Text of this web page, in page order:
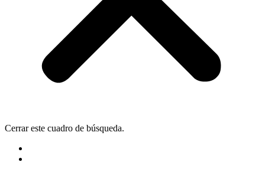
Cerrar este cuadro de búsqueda.